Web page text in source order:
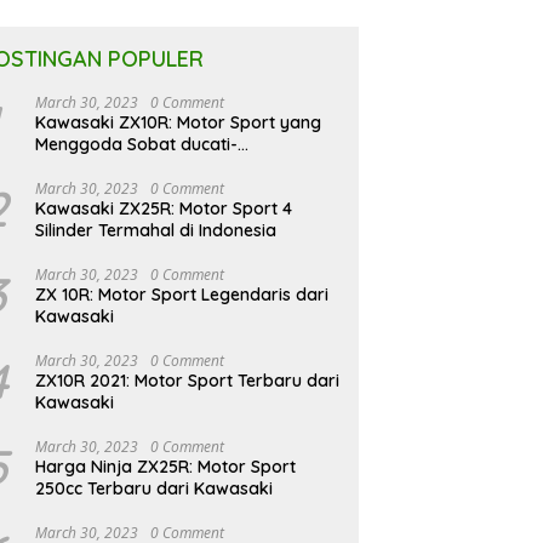
POPULER
March 30, 2023 0 Comment
Kawasaki ZX10R: Motor Sport yang
Menggoda Sobat ducati-
March 30, 2023 0 Comment
Kawasaki ZX25R: Motor Sport 4
Silinder Termahal di Indonesia
March 30, 2023 0 Comment
ZX 10R: Motor Sport Legendaris dari
Kawasaki
March 30, 2023 0 Comment
ZX10R 2021: Motor Sport Terbaru dari
Kawasaki
March 30, 2023 0 Comment
Harga Ninja ZX25R: Motor Sport
250cc Terbaru dari Kawasaki
March 30, 2023 0 Comment